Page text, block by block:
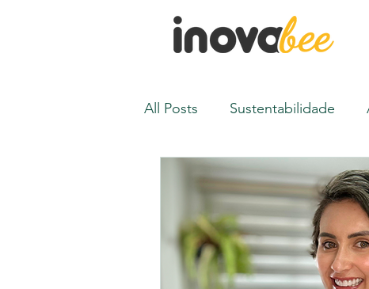
All Posts Sustentabilidade
Receitas
Gramado Summit